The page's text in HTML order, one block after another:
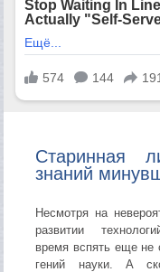
Старинная
знаний
Несмотря на
развитии
время вспять еще не
гений науки. А